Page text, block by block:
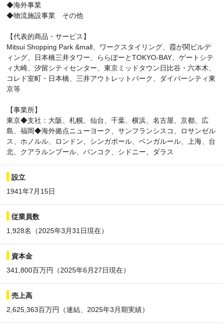
◆海外事業
◆物流施設事業 その他
【代表的商品・サービス】
Mitsui Shopping Park &mall、ワークスタイリング、霞が関ビルデ
ィング、日本橋三井タワー、ららぽーとTOKYO-BAY、ゲートシテ
ィ大崎、汐留シティセンター、東京ミッドタウン日比谷・六本木、
コレド室町・日本橋、三井アウトレットパーク、ダイバーシティ東
京等
【事業所】
東京◆支社：大阪、札幌、仙台、千葉、横浜、名古屋、京都、広
島、福岡◆海外拠点ニューヨーク、サンフランシスコ、ロサンゼル
ス、ホノルル、ロンドン、シンガポール、ベンガルール、上海、台
北、クアラルンプール、バンコク、シドニー、ダラス
設立
1941年7月15日
従業員数
1,928名（2025年3月31日現在）
資本金
341,800百万円（2025年6月27日現在）
売上高
2,625,363百万円（連結、2025年3月期実績）